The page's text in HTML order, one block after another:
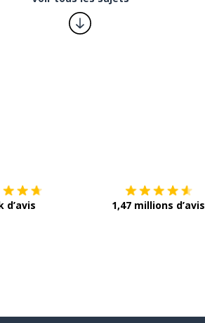
d’avis 1,47 millions d’avis